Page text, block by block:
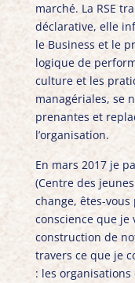
marché. La RSE
déclarative, elle
le Business et le
logique de
culture et les
managériales, se
prenantes et
l’organisation.
En mars 2017 je
(Centre des
change, êtes-vous
conscience que
construction de
travers ce que je
: les organisations